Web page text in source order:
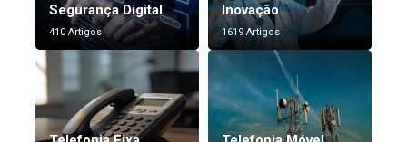
Segurança Digital
410 Artigos
Inovação
1619 Artigos